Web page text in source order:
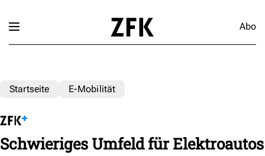
Abo
Startseite E-Mobilität
Schwieriges Umfeld für Elektroautos